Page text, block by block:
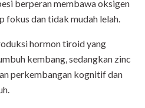
berperan membawa oksigen
fokus dan tidak mudah lelah.
hormon tiroid yang
kembang, sedangkan zinc
perkembangan kognitif dan